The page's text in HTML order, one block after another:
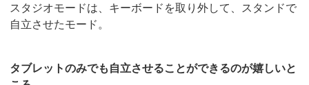
スタジオモードは、キーボードを取り外して、スタンドで
自立させたモード。
タブレットのみでも自立させることができるのが嬉しいと